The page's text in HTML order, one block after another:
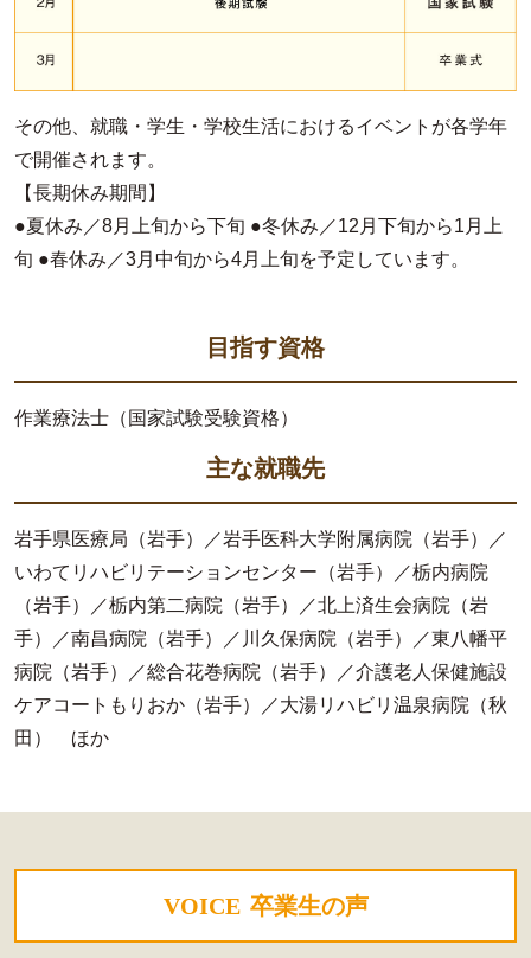
その他、就職・学生・学校生活におけるイベントが各学年
で開催されます。
【長期休み期間】
●夏休み／8月上旬から下旬 ●冬休み／12月下旬から1月上
旬 ●春休み／3月中旬から4月上旬を予定しています。
目指す資格
作業療法士（国家試験受験資格）
主な就職先
岩手県医療局（岩手）／岩手医科大学附属病院（岩手）／
いわてリハビリテーションセンター（岩手）／栃内病院
（岩手）／栃内第二病院（岩手）／北上済生会病院（岩
手）／南昌病院（岩手）／川久保病院（岩手）／東八幡平
病院（岩手）／総合花巻病院（岩手）／介護老人保健施設
ケアコートもりおか（岩手）／大湯リハビリ温泉病院（秋
田） ほか
VOICE 卒業生の声